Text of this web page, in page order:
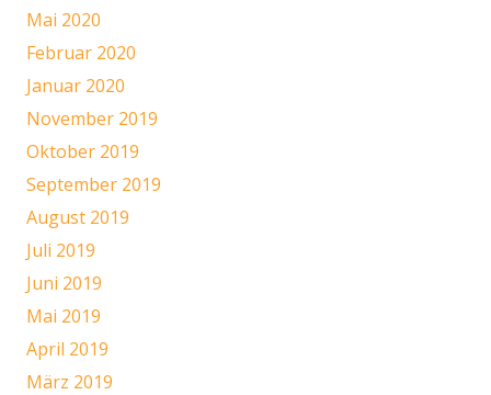
Mai 2020
Februar 2020
Januar 2020
November 2019
Oktober 2019
September 2019
August 2019
Juli 2019
Juni 2019
Mai 2019
April 2019
März 2019